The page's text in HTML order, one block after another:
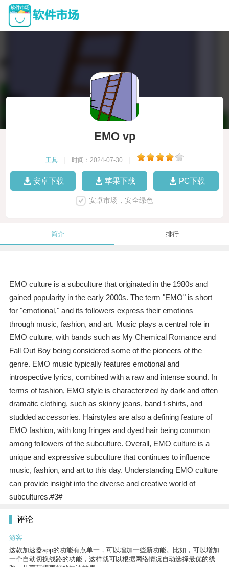
EMO vp
工具 时间：2024-07-30
安卓下载 苹果下载 PC下载
安卓市场，安全绿色
简介 排行
EMO culture is a subculture that originated in the 1980s and
gained popularity in the early 2000s. The term "EMO" is short
for "emotional," and its followers express their emotions
through music, fashion, and art. Music plays a central role in
EMO culture, with bands such as My Chemical Romance and
Fall Out Boy being considered some of the pioneers of the
genre. EMO music typically features emotional and
introspective lyrics, combined with a raw and intense sound. In
terms of fashion, EMO style is characterized by dark and often
dramatic clothing, such as skinny jeans, band t-shirts, and
studded accessories. Hairstyles are also a defining feature of
EMO fashion, with long fringes and dyed hair being common
among followers of the subculture. Overall, EMO culture is a
unique and expressive subculture that continues to influence
music, fashion, and art to this day. Understanding EMO culture
can provide insight into the diverse and creative world of
subcultures.#3#
评论
游客
这款加速器app的功能有点单一，可以增加一些新功能。比如，可以增加
一个自动切换线路的功能，这样就可以根据网络情况自动选择最优的线